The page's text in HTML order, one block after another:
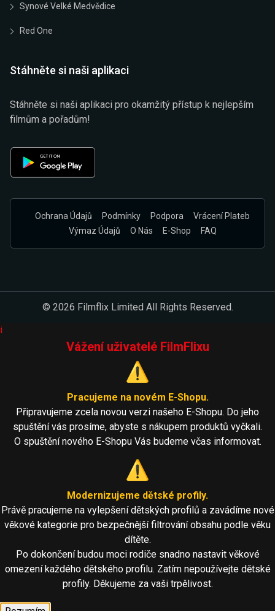
Synové Velké Medvědice
Red One
Stáhněte si naši aplikaci
Stáhněte si naši aplikaci pro okamžitý přístup k nejlepším
filmům a pořadům!
Ochrana Údajů Podmínky Podpora
Vrácení Plateb
Výmaz Údajů
O Nás E-Shop FAQ
© 2026 Filmflix Limited All Rights Reserved.
i
Vážení uživatelé FilmFlixu
⚠️
Pracujeme na novém E-Shopu.
Připravujeme zcela novou verzi našeho E-Shopu. Do jeho
spuštění vás prosíme, abyste s nákupem produktů vyčkali.
O spuštění nového E-Shopu Vás budeme včas informovat.
⚠️
Modernizujeme dětské profily.
Právě pracujeme na vylepšení dětských profilů a zavádíme nové
věkové kategorie pro bezpečnější filtrování obsahu podle věku
dítěte.
Po dokončení budou moci rodiče snadno nastavit věkové
omezení každého dětského profilu. Zatím nepoužívejte dětské
profily. Děkujeme za vaši trpělivost.